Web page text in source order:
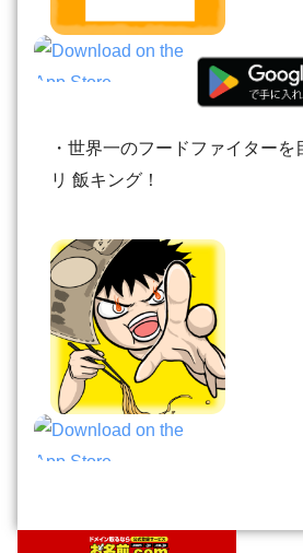
・世界一のフードファイター
リ 飯キング！